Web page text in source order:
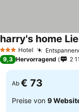
3 SterneHotel
harry's home
9,3 Hervorragend 2
Ab € 73
Preise von 9